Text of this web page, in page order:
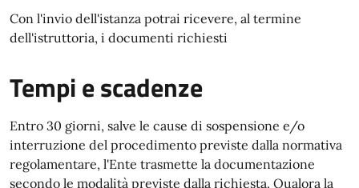
Con l'invio dell'istanza potrai ricevere, al termine
dell'istruttoria, i documenti richiesti
Tempi e scadenze
Entro 30 giorni, salve le cause di sospensione e/o
interruzione del procedimento previste dalla normativa
regolamentare, l'Ente trasmette la documentazione
secondo le modalità previste dalla richiesta. Qualora la